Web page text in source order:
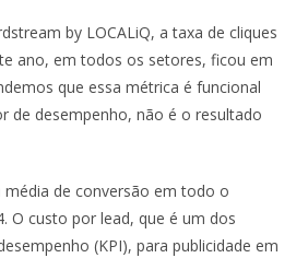
by LOCALiQ, a taxa de cliques
ano, em todos os setores, ficou em
que essa métrica é funcional
de desempenho, não é o resultado
média de conversão em todo o
O custo por lead, que é um dos
(KPI), para publicidade em